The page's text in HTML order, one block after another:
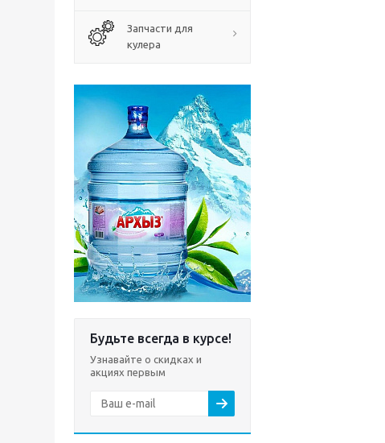
Запчасти для
кулера
Будьте всегда в курсе!
Узнавайте о скидках и
акциях первым